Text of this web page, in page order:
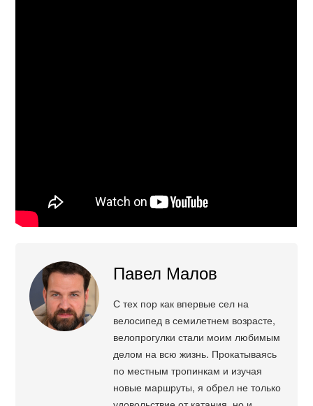
Павел Малов
С тех пор как впервые сел на
велосипед в семилетнем возрасте,
велопрогулки стали моим любимым
делом на всю жизнь. Прокатываясь
по местным тропинкам и изучая
новые маршруты, я обрел не только